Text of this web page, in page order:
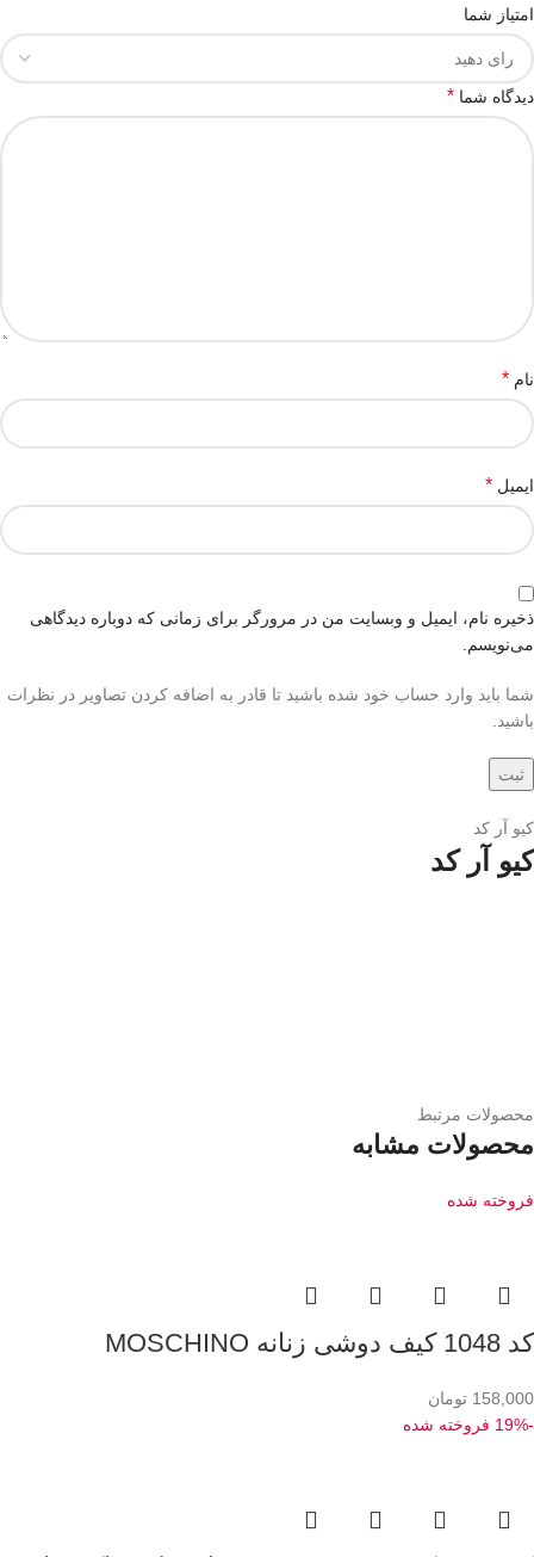
امتیاز شما
دیدگاه شما *
نام *
ایمیل *
ذخیره نام، ایمیل و وبسایت من در مرورگر برای زمانی که دوباره دیدگاهی
می‌نویسم.
شما باید وارد حساب خود شده باشید تا قادر به اضافه کردن تصاویر در نظرات
باشید.
کیو آر کد
کیو آر کد
محصولات مرتبط
محصولات مشابه
فروخته شده
کد 1048 کیف دوشی زنانه MOSCHINO
158,000 تومان
-19%
فروخته شده